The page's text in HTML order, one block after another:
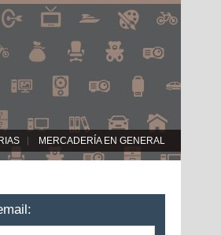
MERCADERÍA EN GENERAL